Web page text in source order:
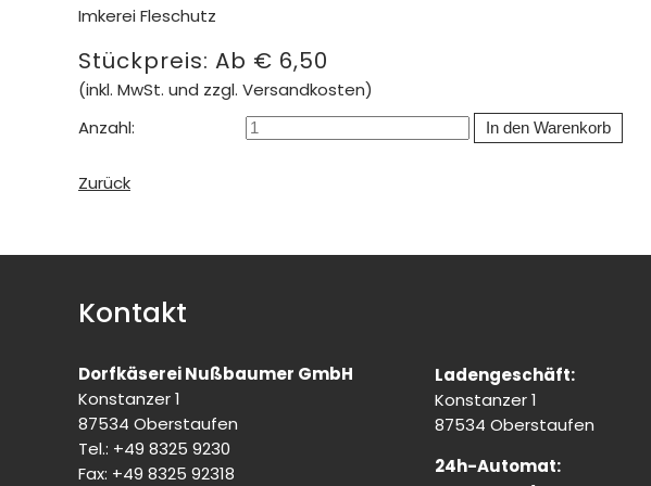
Imkerei Fleschutz
Stückpreis: Ab € 6,50
(inkl. MwSt. und zzgl. Versandkosten)
Anzahl:
Zurück
Kontakt
Dorfkäserei Nußbaumer GmbH
Konstanzer 1
87534 Oberstaufen
Tel.: +49 8325 9230
Fax: +49 8325 92318
Ladengeschäft:
Konstanzer 1
87534 Oberstaufen
24h-Automat: